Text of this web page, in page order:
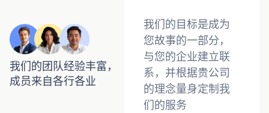
我们的团队经验丰富，
成员来自各行各业
我们的目标是成为
您故事的一部分，
与您的企业建立联
系，并根据贵公司
的理念量身定制我
们的服务